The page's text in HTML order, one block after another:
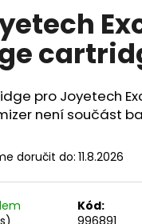
pro Joyetech
není součást
doručit do: 11.8.2026
Kód:
996891